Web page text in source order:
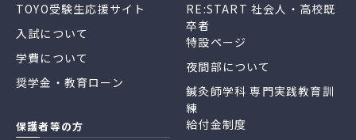
TOYO受験生応援サイト
入試について
学費について
奨学金・教育ローン
保護者等の方
RE:START 社会人・高校既
卒者
特設ページ
夜間部について
鍼灸師学科 専門実践教育訓
練
給付金制度